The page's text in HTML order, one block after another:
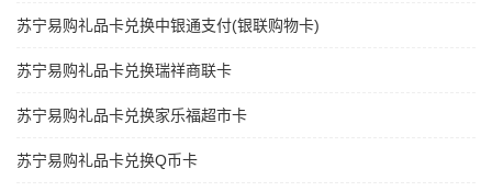
苏宁易购礼品卡兑换中银通支付(银联购物卡)
苏宁易购礼品卡兑换瑞祥商联卡
苏宁易购礼品卡兑换家乐福超市卡
苏宁易购礼品卡兑换Q币卡